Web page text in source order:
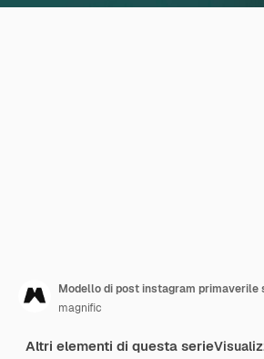
Modello di post instagram primaverile
magnific
Altri elementi di questa serie